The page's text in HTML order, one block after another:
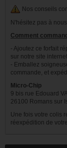
Nos conseils
N'hésitez pas à nous
Comment
- Ajoutez ce forfait
sur notre site
- Emballez
commande, et
Micro-Chip
9 bis rue Edouard
26100 Romans sur
Une fois votre colis
réexpédition de